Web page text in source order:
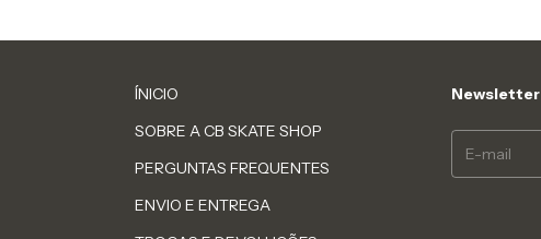
ÍNICIO
SOBRE A CB SKATE SHOP
PERGUNTAS FREQUENTES
ENVIO E ENTREGA
Newsletter